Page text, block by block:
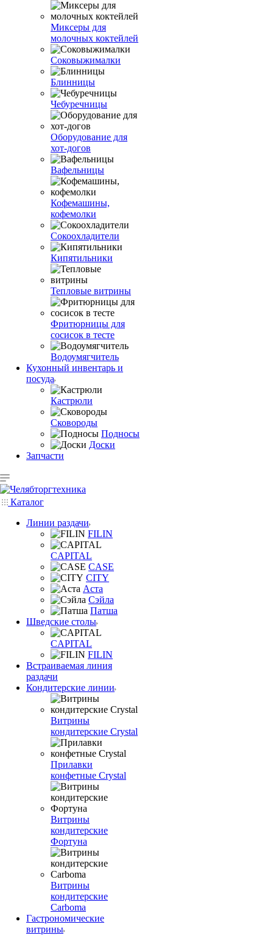
Миксеры для
молочных коктейлей
Соковыжималки
Блинницы
Чебуречницы
Оборудование для
хот-догов
Вафельницы
Кофемашины,
кофемолки
Сокоохладители
Кипятильники
Тепловые витрины
Фритюрницы для
сосисок в тесте
Водоумягчитель
Кухонный инвентарь и
посуда
Кастрюли
Сковороды
Подносы
Доски
Запчасти
Каталог
Линии раздачи
FILIN
CAPITAL
CASE
CITY
Аста
Сэйла
Патша
Шведские столы
CAPITAL
FILIN
Встраиваемая линия
раздачи
Кондитерские линии
Витрины
кондитерские Crystal
Прилавки
конфетные Crystal
Витрины
кондитерские
Фортуна
Витрины
кондитерские
Carboma
Гастрономические
витрины